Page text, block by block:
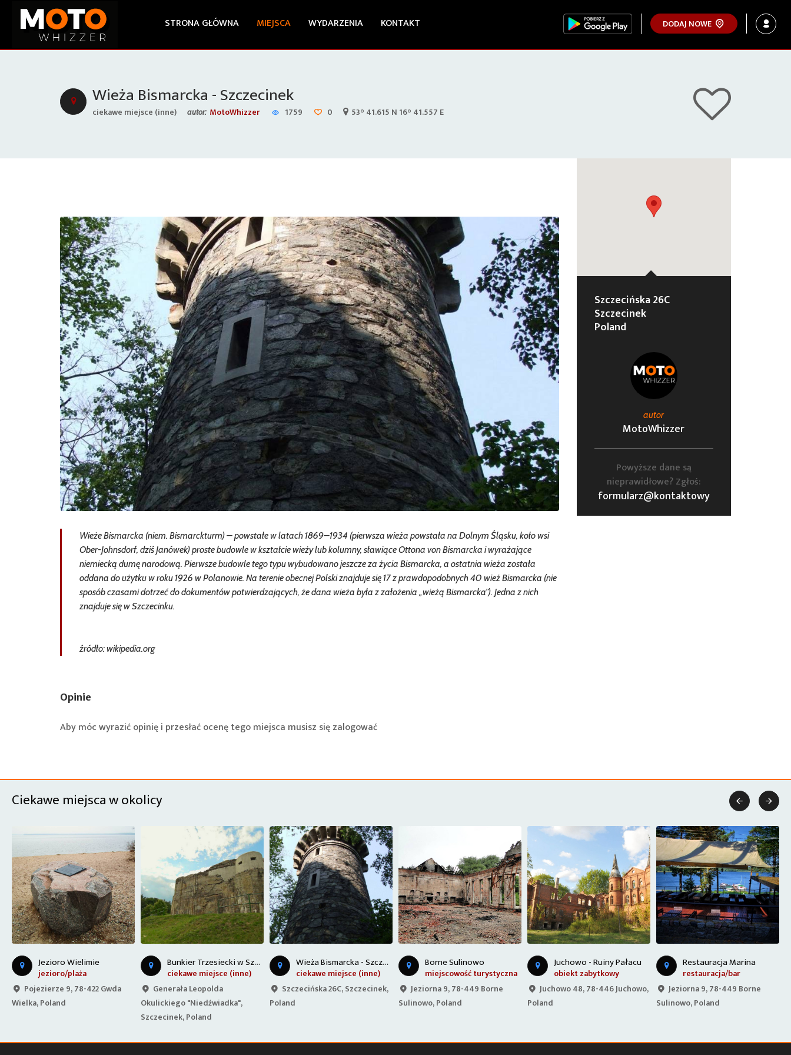
STRONA GŁÓWNA MIEJSCA WYDARZENIA KONTAKT DODAJ NOWE
Wieża Bismarcka - Szczecinek
ciekawe miejsce (inne) autor: MotoWhizzer 1759 0 53° 41.615 N 16° 41.557 E
Wieże Bismarcka (niem. Bismarckturm) – powstałe w latach 1869–1934 (pierwsza wieża powstała na Dolnym Śląsku, koło wsi
Ober-Johnsdorf, dziś Janówek) proste budowle w kształcie wieży lub kolumny, sławiące Ottona von Bismarcka i wyrażające
niemiecką dumę narodową. Pierwsze budowle tego typu wybudowano jeszcze za życia Bismarcka, a ostatnia wieża została
oddana do użytku w roku 1926 w Polanowie. Na terenie obecnej Polski znajduje się 17 z prawdopodobnych 40 wież Bismarcka (nie
sposób czasami dotrzeć do dokumentów potwierdzających, że dana wieża była z założenia „wieżą Bismarcka”). Jedna z nich
znajduje się w Szczecinku.
źródło: wikipedia.org
Opinie
Aby móc wyrazić opinię i przesłać ocenę tego miejsca musisz sięzalogować
Szczecińska 26C
Szczecinek
Poland
autor
MotoWhizzer
Powyższe dane są
nieprawidłowe? Zgłoś:
formularz@kontaktowy
Ciekawe miejsca w okolicy
Jezioro Wielimie
jezioro/plaża
Pojezierze 9, 78-422 Gwda
Wielka, Poland
B
unkier Trzesiecki w Szczecinku - Panzerwerk 991
ciekawe miejsce (inne)
Generała Leopolda
Okulickiego "Niedźwiadka",
Szczecinek, Poland
W
ieża Bismarcka - Szczecinek
ciekawe miejsce (inne)
Szczecińska 26C, Szczecinek,
Poland
Borne Sulinowo
miejscowość turystyczna
Jeziorna 9, 78-449 Borne
Sulinowo, Poland
Juchowo - Ruiny Pałacu
obiekt zabytkowy
Juchowo 48, 78-446 Juchowo,
Poland
Restauracja Marina
restauracja/bar
Jeziorna 9, 78-449 Borne
Sulinowo, Poland
 